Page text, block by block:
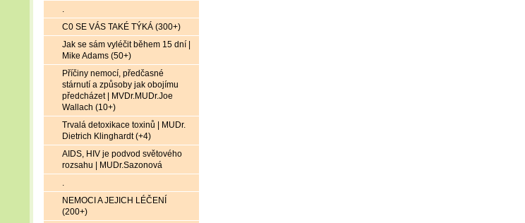
.
C0 SE VÁS TAKÉ TÝKÁ (300+)
Jak se sám vyléčit během 15 dní |
Mike Adams (50+)
Příčiny nemocí, předčasné
stárnutí a způsoby jak obojímu
předcházet | MVDr.MUDr.Joe
Wallach (10+)
Trvalá detoxikace toxinů | MUDr.
Dietrich Klinghardt (+4)
AIDS, HIV je podvod světového
rozsahu | MUDr.Sazonová
.
NEMOCI A JEJICH LÉČENÍ
(200+)